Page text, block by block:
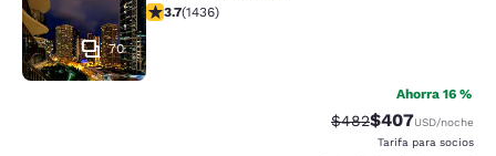
70
calificación de 3.66 estrellas. Bueno. 1436 reseñas
3.7(1436)
Ahorra 16 %
Precio tachado:
$482Precio con
$407USD/noche
Tarifa para socios